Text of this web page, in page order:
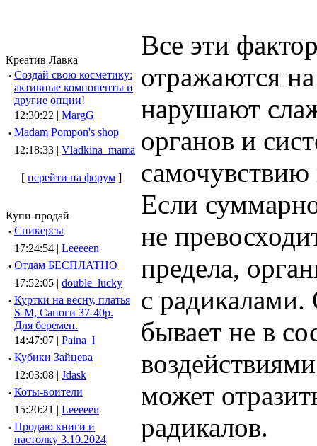
Креатив Лавка
· Создай свою косметику:
активные компоненты и
другие опции!
12:30:22 | MargG
· Madam Pompon's shop
12:18:33 | Vladkina_mama
[ перейти на форум ]
Купи-продай
· Сникерсы
17:24:54 | Leeeeen
· Отдам БЕСПЛАТНО
17:52:05 | double_lucky
· Куртки на весну, платья
S-M, Сапоги 37-40р.
Для беремен.
14:47:07 | Paina_l
· Кубики Зайцева
12:03:08 | Jdask
· Коты-воители
15:20:21 | Leeeeen
· Продаю книги и
настолку 3.10.2024
Все эти
отражаются
нарушают
органов и
Если
не
предела,
с
бывает не в
может
радикалов.